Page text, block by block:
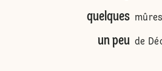
quelques mûres
un peu de